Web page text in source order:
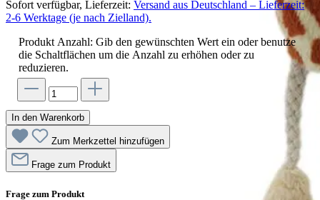
Sofort verfügbar, Lieferzeit: Versand aus Deutschland – Lieferzeit:
2-6 Werktage (je nach Zielland).
Produkt Anzahl: Gib den gewünschten Wert ein oder benutze
die Schaltflächen um die Anzahl zu erhöhen oder zu
reduzieren.
In den Warenkorb
Zum Merkzettel hinzufügen
Frage zum Produkt
Frage zum Produkt